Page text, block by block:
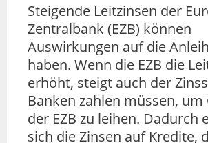
Steigende Leitzinsen der
Zentralbank (EZB) können
Auswirkungen auf die
haben. Wenn die EZB die
erhöht, steigt auch der
Banken zahlen müssen, um
der EZB zu leihen. Dadurch
sich die Zinsen auf Kredite,